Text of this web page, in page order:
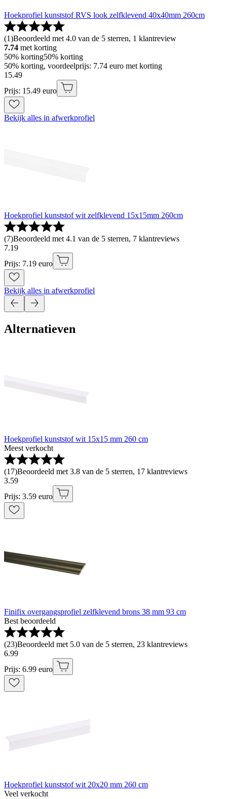
Hoekprofiel kunststof RVS look zelfklevend 40x40mm 260cm
(1)Beoordeeld met 4.0 van de 5 sterren, 1 klantreview
7.74 met korting
50% korting50% korting
50% korting, voordeelprijs: 7.74 euro met korting
15.49
Prijs: 15.49 euro
Bekijk alles in afwerkprofiel
Hoekprofiel kunststof wit zelfklevend 15x15mm 260cm
(7)Beoordeeld met 4.1 van de 5 sterren, 7 klantreviews
7.19
Prijs: 7.19 euro
Bekijk alles in afwerkprofiel
Alternatieven
Hoekprofiel kunststof wit 15x15 mm 260 cm
Meest verkocht
(17)Beoordeeld met 3.8 van de 5 sterren, 17 klantreviews
3.59
Prijs: 3.59 euro
Finifix overgangsprofiel zelfklevend brons 38 mm 93 cm
Best beoordeeld
(23)Beoordeeld met 5.0 van de 5 sterren, 23 klantreviews
6.99
Prijs: 6.99 euro
Hoekprofiel kunststof wit 20x20 mm 260 cm
Veel verkocht